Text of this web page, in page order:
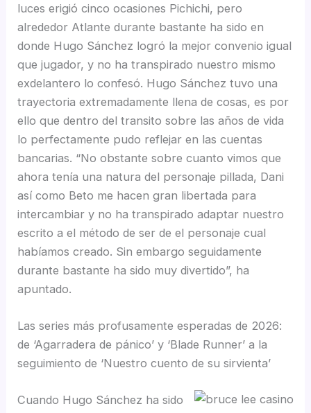
luces erigió cinco ocasiones Pichichi, pero
alrededor Atlante durante bastante ha sido en
donde Hugo Sánchez logró la mejor convenio igual
que jugador, y no ha transpirado nuestro mismo
exdelantero lo confesó. Hugo Sánchez tuvo una
trayectoria extremadamente llena de cosas, es por
ello que dentro del transito sobre las años de vida
lo perfectamente pudo reflejar en las cuentas
bancarias. “No obstante sobre cuanto vimos que
ahora tenía una natura del personaje pillada, Dani
así­ como Beto me hacen gran libertada para
intercambiar y no ha transpirado adaptar nuestro
escrito a el método de ser de el personaje cual
habí­amos creado. Sin embargo seguidamente
durante bastante ha sido muy divertido”, ha
apuntado.
Las series más profusamente esperadas de 2026:
de ‘Agarradera de pánico’ y ‘Blade Runner’ a la
seguimiento de ‘Nuestro cuento de su sirvienta’
Cuando Hugo Sánchez ha sido